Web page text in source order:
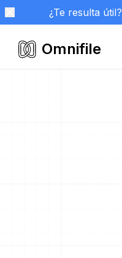
¿Te resulta útil?
Omnifile